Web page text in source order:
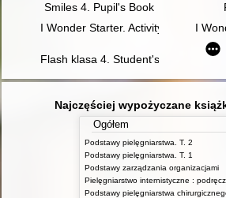
Smiles 4. Pupil's Book
I Wonder Starter. Activity Book
I
Flash klasa 4. Student's Book
Najczęściej wypożyczane
Ogółem
Podstawy pielęgniarstwa. T. 2
Podstawy pielęgniarstwa. T. 1
Podstawy zarządzania organizacjami
Podstawy pielęgniarstwa